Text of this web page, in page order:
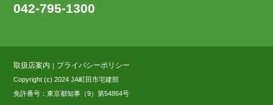
042-795-1300
取扱店案内 ｜ プライバシーポリシー
Copyright (c) 2024 JA町田市宅建部
免許番号：東京都知事（9）第54864号